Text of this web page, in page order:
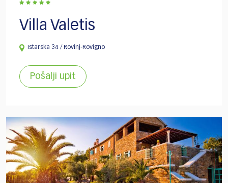
Villa Valetis
Istarska 34 / Rovinj-Rovigno
Pošalji upit